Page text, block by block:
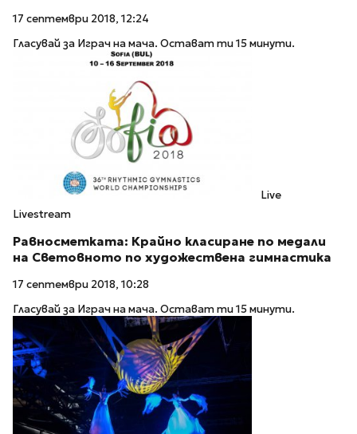
17 септември 2018, 12:24
Гласувай за Играч на мача. Остават ти 15 минути.
Live
Livestream
Равносметката: Крайно класиране по медали
на Световното по художествена гимнастика
17 септември 2018, 10:28
Гласувай за Играч на мача. Остават ти 15 минути.